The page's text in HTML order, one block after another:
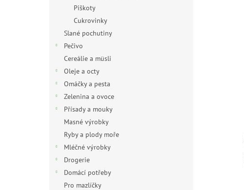
Piškoty
Cukrovinky
Slané pochutiny
Pečivo
Cereálie a müsli
Oleje a octy
Omáčky a pesta
Zelenina a ovoce
Přísady a mouky
Masné výrobky
Ryby a plody moře
Mléčné výrobky
Drogerie
Domácí potřeby
Pro mazlíčky